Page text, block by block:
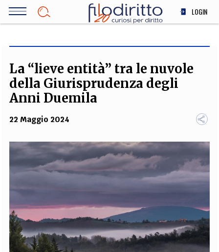
Salta
LOGIN
SOCIETÀ
MEDICINA
TEAM
FILODIRITTO COMITATO SCIENTIFICO
FOTOGRAFI
PARTNER
EXTRA
CODICI RUBRICHE PROCEEDINGS PUBBLICITÀ CONTATTI
La “lieve entità” tra le nuvole
della Giurisprudenza degli
Anni Duemila
22 Maggio 2024